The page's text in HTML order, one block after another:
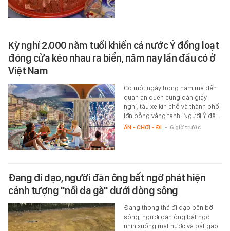
Kỳ nghỉ 2.000 năm tuổi khiến cả nước Ý đồng loạt
đóng cửa kéo nhau ra biển, năm nay lần đầu có ở
Việt Nam
Có một ngày trong năm mà đến
quán ăn quen cũng dán giấy
nghỉ, tàu xe kín chỗ và thành phố
lớn bỗng vắng tanh. Người Ý đã…
ĂN - CHƠI - ĐI - 6 giờ trước
Đang đi dạo, người đàn ông bất ngờ phát hiện
cảnh tượng "nổi da gà" dưới dòng sông
Đang thong thả đi dạo bên bờ
sông, người đàn ông bất ngờ
nhìn xuống mặt nước và bắt gặp